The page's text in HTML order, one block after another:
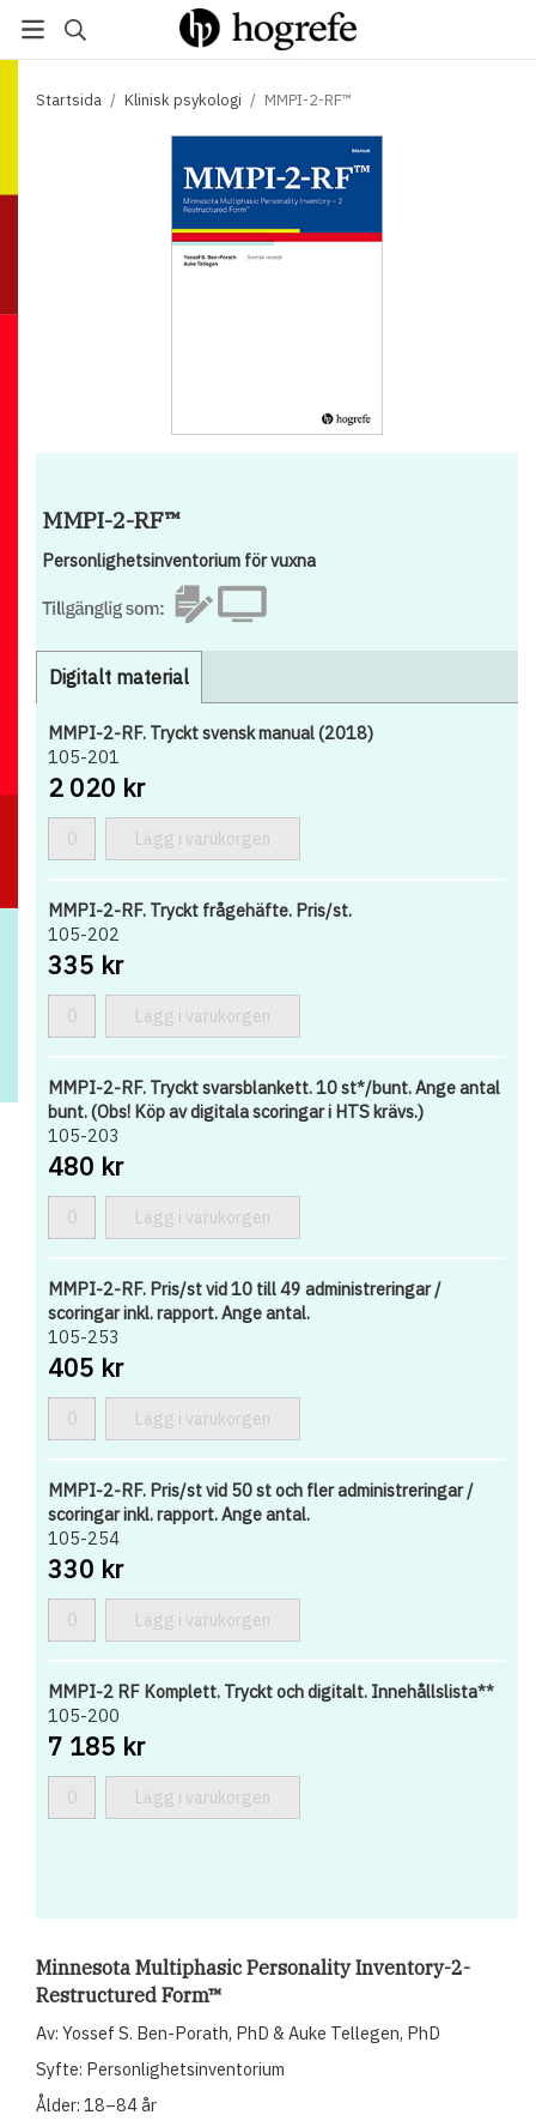
Startsida / Klinisk psykologi / MMPI-2-RF™
MMPI-2-RF™
Personlighetsinventorium för vuxna
Digitalt material
MMPI-2-RF. Tryckt svensk manual (2018)
105-201
2 020 kr
Lägg i varukorgen
MMPI-2-RF. Tryckt frågehäfte. Pris/st.
105-202
335 kr
Lägg i varukorgen
MMPI-2-RF. Tryckt svarsblankett. 10 st*/bunt. Ange antal
bunt. (Obs! Köp av digitala scoringar i HTS krävs.)
105-203
480 kr
Lägg i varukorgen
MMPI-2-RF. Pris/st vid 10 till 49 administreringar /
scoringar inkl. rapport. Ange antal.
105-253
405 kr
Lägg i varukorgen
MMPI-2-RF. Pris/st vid 50 st och fler administreringar /
scoringar inkl. rapport. Ange antal.
105-254
330 kr
Lägg i varukorgen
MMPI-2 RF Komplett. Tryckt och digitalt. Innehållslista**
105-200
7 185 kr
Lägg i varukorgen
Minnesota Multiphasic Personality Inventory-2-
Restructured Form™
Av: Yossef S. Ben-Porath, PhD & Auke Tellegen, PhD
Syfte: Personlighetsinventorium
Ålder: 18–84 år